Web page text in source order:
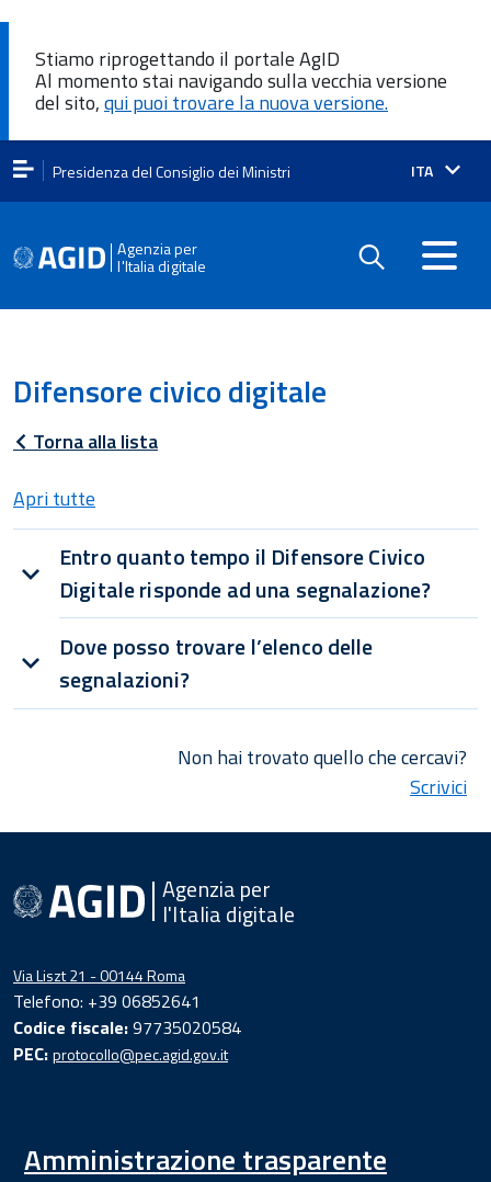
Stiamo riprogettando il portale AgID
Al momento stai navigando sulla vecchia versione
del sito,qui puoi trovare la nuova versione.
Presidenza del Consiglio dei Ministri Lingua
ITA
Agenzia per
l'Italia digitale
Difensore civico digitale
Torna alla lista
Apri tutte
Entro quanto tempo il Difensore Civico
Digitale risponde ad una segnalazione?
Dove posso trovare l’elenco delle
segnalazioni?
Non hai trovato quello che cercavi?
Scrivici
Agenzia per
l'Italia digitale
Via Liszt 21 - 00144 Roma
Telefono: +39 06852641
Codice fiscale:97735020584
PEC:protocollo@pec.agid.gov.it
Amministrazione trasparente